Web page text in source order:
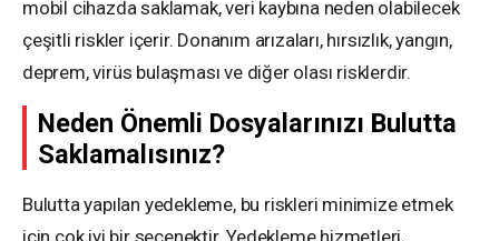
mobil cihazda saklamak, veri kaybına neden olabilecek
çeşitli riskler içerir. Donanım arızaları, hırsızlık, yangın,
deprem, virüs bulaşması ve diğer olası risklerdir.
Neden Önemli Dosyalarınızı Bulutta
Saklamalısınız?
Bulutta yapılan yedekleme, bu riskleri minimize etmek
için çok iyi bir seçenektir. Yedekleme hizmetleri,